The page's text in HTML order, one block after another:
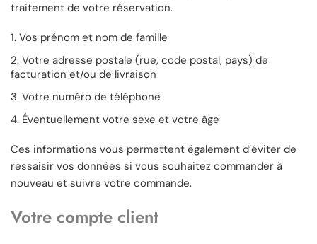
traitement de votre réservation.
Vos prénom et nom de famille
Votre adresse postale (rue, code postal, pays) de
facturation et/ou de livraison
Votre numéro de téléphone
Éventuellement votre sexe et votre âge
Ces informations vous permettent également d’éviter de
ressaisir vos données si vous souhaitez commander à
nouveau et suivre votre commande.
Votre compte client